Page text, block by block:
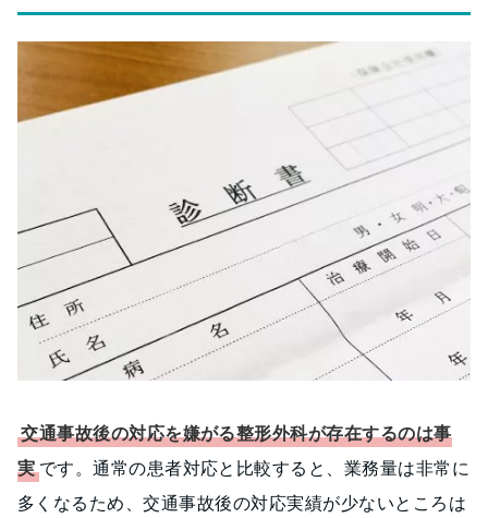
交通事故後の対応を嫌がる整形外科が存在するのは事
実です。通常の患者対応と比較すると、業務量は非常に
多くなるため、交通事故後の対応実績が少ないところは